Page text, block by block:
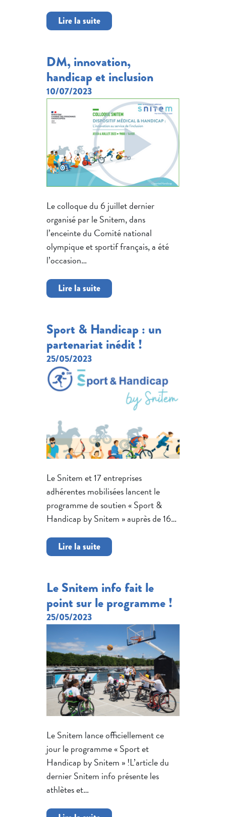
Lire la suite
DM, innovation,
handicap et inclusion
10/07/2023
Le colloque du 6 juillet dernier
organisé par le Snitem, dans
l’enceinte du Comité national
olympique et sportif français, a été
l’occasion…
Lire la suite
Sport & Handicap : un
partenariat inédit !
25/05/2023
Le Snitem et 17 entreprises
adhérentes mobilisées lancent le
programme de soutien « Sport &
Handicap by Snitem » auprès de 16…
Lire la suite
Le Snitem info fait le
point sur le programme !
25/05/2023
Le Snitem lance officiellement ce
jour le programme « Sport et
Handicap by Snitem » !L’article du
dernier Snitem info présente les
athlètes et…